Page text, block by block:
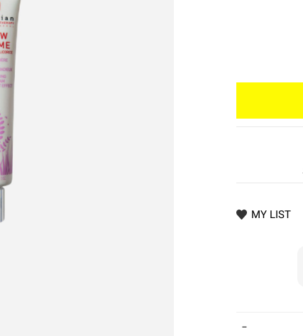
MY LIST